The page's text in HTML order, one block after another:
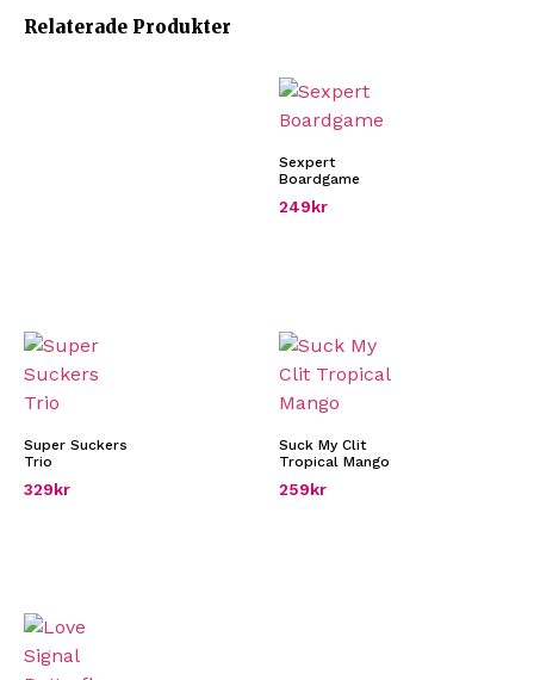
Relaterade Produkter
Sexpert
Boardgame
249kr
Super Suckers
Trio
329kr
Suck My Clit
Tropical Mango
259kr